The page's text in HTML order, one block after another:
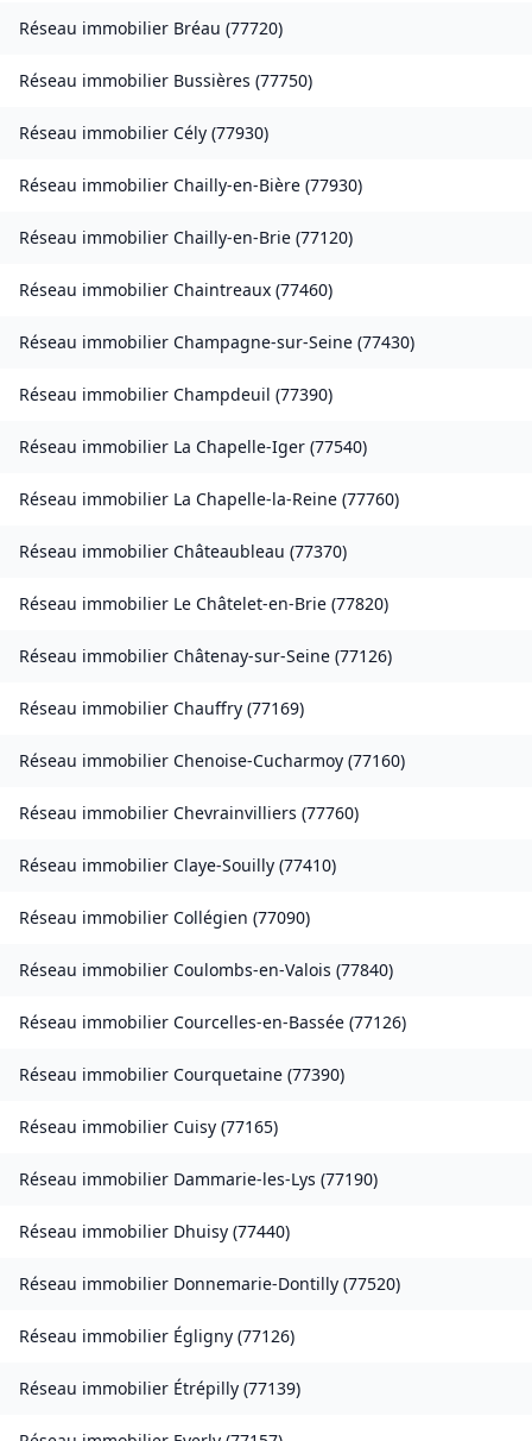
Réseau immobilier Bréau (77720)
Réseau immobilier Bussières (77750)
Réseau immobilier Cély (77930)
Réseau immobilier Chailly-en-Bière (77930)
Réseau immobilier Chailly-en-Brie (77120)
Réseau immobilier Chaintreaux (77460)
Réseau immobilier Champagne-sur-Seine (77430)
Réseau immobilier Champdeuil (77390)
Réseau immobilier La Chapelle-Iger (77540)
Réseau immobilier La Chapelle-la-Reine (77760)
Réseau immobilier Châteaubleau (77370)
Réseau immobilier Le Châtelet-en-Brie (77820)
Réseau immobilier Châtenay-sur-Seine (77126)
Réseau immobilier Chauffry (77169)
Réseau immobilier Chenoise-Cucharmoy (77160)
Réseau immobilier Chevrainvilliers (77760)
Réseau immobilier Claye-Souilly (77410)
Réseau immobilier Collégien (77090)
Réseau immobilier Coulombs-en-Valois (77840)
Réseau immobilier Courcelles-en-Bassée (77126)
Réseau immobilier Courquetaine (77390)
Réseau immobilier Cuisy (77165)
Réseau immobilier Dammarie-les-Lys (77190)
Réseau immobilier Dhuisy (77440)
Réseau immobilier Donnemarie-Dontilly (77520)
Réseau immobilier Égligny (77126)
Réseau immobilier Étrépilly (77139)